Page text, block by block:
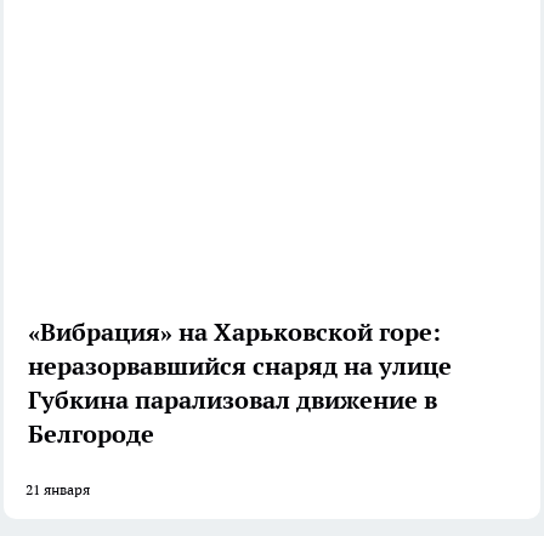
«Вибрация» на Харьковской горе:
неразорвавшийся снаряд на улице
Губкина парализовал движение в
Белгороде
21 января